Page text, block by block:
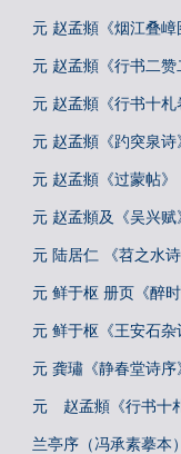
元 赵孟頫《烟江叠嶂
元 赵孟頫《行书二赞
元 赵孟頫《行书十札
元 赵孟頫《趵突泉诗
元 赵孟頫《过蒙帖》
元 赵孟頫及《吴兴赋
元 陆居仁 《苕之水诗
元 鲜于枢 册页《醉
元 鲜于枢《王安石杂
元 龚璛《静春堂诗序
元 赵孟頫《行书十
兰亭序（冯承素摹本）